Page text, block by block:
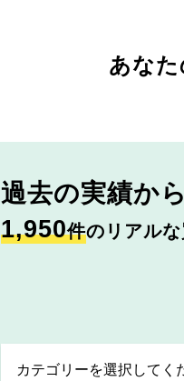
あなた
過去の実績から
1,950件のリアルな